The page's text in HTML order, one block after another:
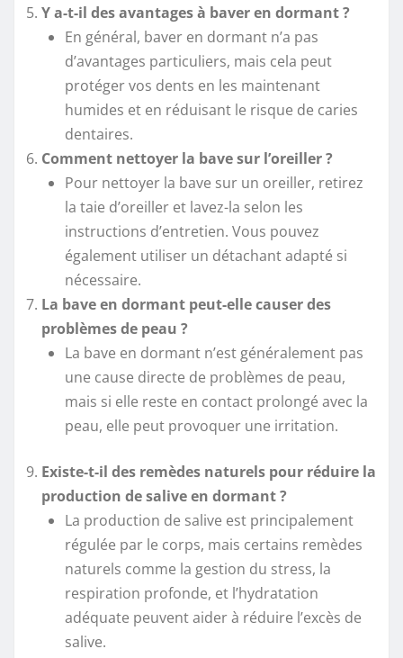
Y a-t-il des avantages à baver en dormant ?
En général, baver en dormant n’a pas
d’avantages particuliers, mais cela peut
protéger vos dents en les maintenant
humides et en réduisant le risque de caries
dentaires.
Comment nettoyer la bave sur l’oreiller ?
Pour nettoyer la bave sur un oreiller, retirez
la taie d’oreiller et lavez-la selon les
instructions d’entretien. Vous pouvez
également utiliser un détachant adapté si
nécessaire.
La bave en dormant peut-elle causer des
problèmes de peau ?
La bave en dormant n’est généralement pas
une cause directe de problèmes de peau,
mais si elle reste en contact prolongé avec la
peau, elle peut provoquer une irritation.
Existe-t-il des remèdes naturels pour réduire la
production de salive en dormant ?
La production de salive est principalement
régulée par le corps, mais certains remèdes
naturels comme la gestion du stress, la
respiration profonde, et l’hydratation
adéquate peuvent aider à réduire l’excès de
salive.